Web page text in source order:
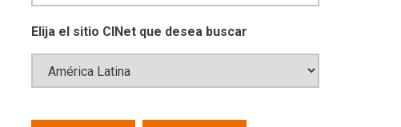
Elija el sitio CINet que desea buscar